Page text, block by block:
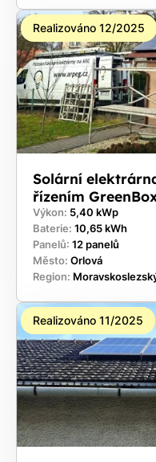
Realizováno 12/2025
Solární
řízením
Výkon: 5,40 kWp
Baterie: 10,65 kWh
Panelů: 12 panelů
Město: Orlová
Region:
Realizováno 11/2025